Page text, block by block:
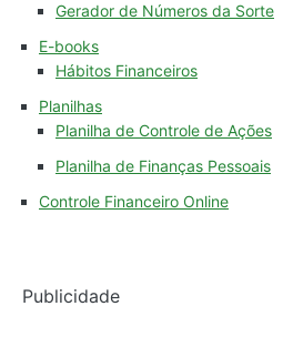
Gerador de Números da Sorte
E-books
Hábitos Financeiros
Planilhas
Planilha de Controle de Ações
Planilha de Finanças Pessoais
Controle Financeiro Online
Publicidade